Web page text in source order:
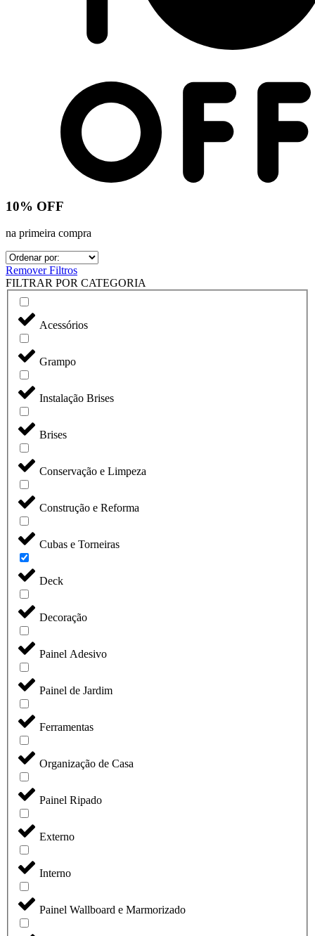
10% OFF
na primeira compra
Remover Filtros
FILTRAR POR CATEGORIA
Acessórios
Grampo
Instalação Brises
Brises
Conservação e Limpeza
Construção e Reforma
Cubas e Torneiras
Deck
Decoração
Painel Adesivo
Painel de Jardim
Ferramentas
Organização de Casa
Painel Ripado
Externo
Interno
Painel Wallboard e Marmorizado